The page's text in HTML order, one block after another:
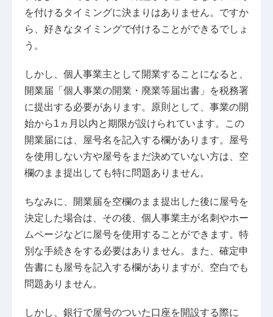
を付けるタイミングに決まりはありません。ですか
ら、好きなタイミングで付けることができるでしょ
う。
しかし、個人事業主として開業することになると、
開業届「個人事業の開業・廃業等届出書」を税務署
に提出する必要があります。原則として、事業の開
始から1ヵ月以内と期限が設けられています。この
開業届には、屋号名を記入する欄があります。屋号
を使用しない方や屋号をまだ決めていない方は、空
欄のまま提出しても特に問題ありません。
ちなみに、開業届を空欄のまま提出した後に屋号を
決定した場合は、その後、個人事業主が名刺やホー
ムページなどに屋号を使用することができます。特
別な手続きをする必要はありません。また、確定申
告書にも屋号を記入する欄がありますが、空白でも
問題ありません。
しかし、銀行で屋号のついた口座を開設する際に